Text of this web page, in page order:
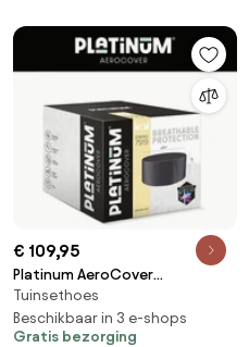
€ 109,95
Platinum AeroCover
Tuinsethoes ø250xH85
Tuinsethoes
Beschikbaar in 3 e-shops
Gratis bezorging